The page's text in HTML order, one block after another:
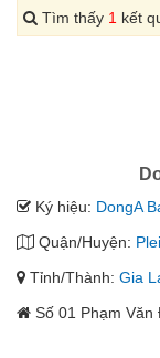
Tìm thấy 1 kết
Ký hiệu: DongA
Quận/Huyện:
Tỉnh/Thành: Gia
Số 01 Phạm